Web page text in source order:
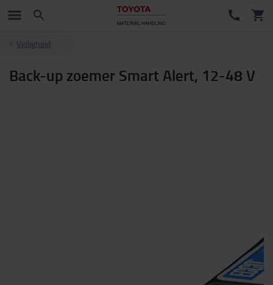
Veiligheid
Back-up zoemer Smart Alert, 12-48 V